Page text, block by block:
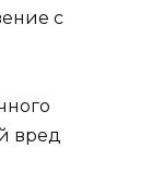
с
вред